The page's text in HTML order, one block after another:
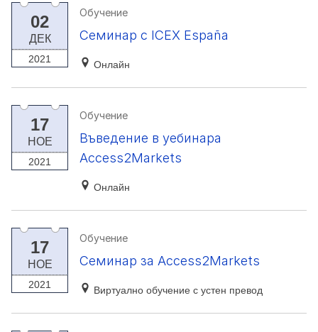
02
ДЕК
2021
Обучение
Семинар с ICEX España
Онлайн
17
НОЕ
2021
Обучение
Въведение в уебинара
Access2Markets
Онлайн
17
НОЕ
2021
Обучение
Семинар за Access2Markets
Виртуално обучение с устен превод